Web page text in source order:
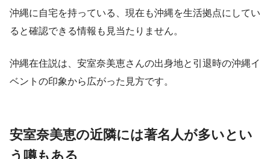
沖縄に自宅を持っている、現在も沖縄を生活拠点にしてい
ると確認できる情報も見当たりません。
沖縄在住説は、安室奈美恵さんの出身地と引退時の沖縄イ
ベントの印象から広がった見方です。
安室奈美恵の近隣には著名人が多いとい
う噂もある